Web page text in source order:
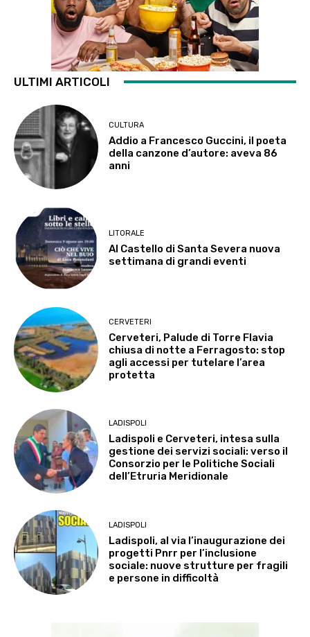
ULTIMI ARTICOLI
CULTURA
Addio a Francesco Guccini, il poeta
della canzone d’autore: aveva 86
anni
LITORALE
Al Castello di Santa Severa nuova
settimana di grandi eventi
CERVETERI
Cerveteri, Palude di Torre Flavia
chiusa di notte a Ferragosto: stop
agli accessi per tutelare l’area
protetta
LADISPOLI
Ladispoli e Cerveteri, intesa sulla
gestione dei servizi sociali: verso il
Consorzio per le Politiche Sociali
dell’Etruria Meridionale
LADISPOLI
Ladispoli, al via l’inaugurazione dei
progetti Pnrr per l’inclusione
sociale: nuove strutture per fragili
e persone in difficoltà